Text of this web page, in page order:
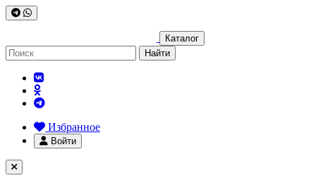
Каталог
Найти
Избранное
Войти